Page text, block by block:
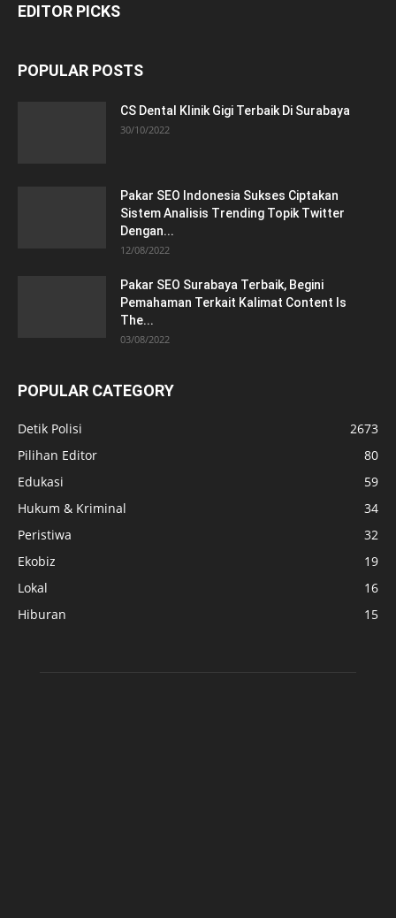
EDITOR PICKS
POPULAR POSTS
CS Dental Klinik Gigi Terbaik Di Surabaya
30/10/2022
Pakar SEO Indonesia Sukses Ciptakan
Sistem Analisis Trending Topik Twitter
Dengan...
12/08/2022
Pakar SEO Surabaya Terbaik, Begini
Pemahaman Terkait Kalimat Content Is
The...
03/08/2022
POPULAR CATEGORY
Detik Polisi
2673
Pilihan Editor
80
Edukasi
59
Hukum & Kriminal
34
Peristiwa
32
Ekobiz
19
Lokal
16
Hiburan
15